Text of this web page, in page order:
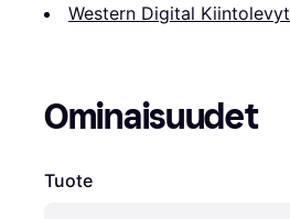
Western Digital Kiintolevyt
Ominaisuudet
Tuote